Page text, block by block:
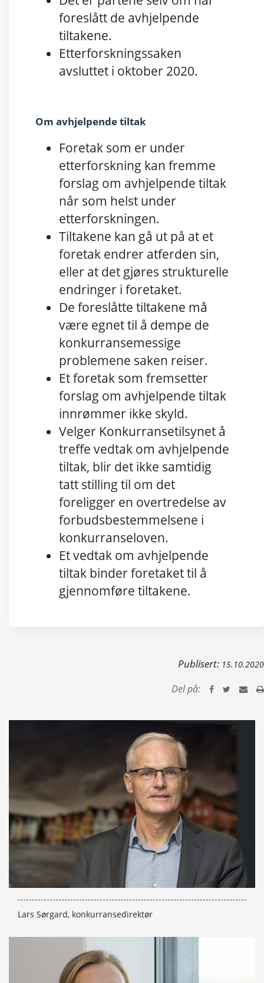
foreslått de avhjelpende
tiltakene.
Etterforskningssaken
avsluttet i oktober 2020.
Om avhjelpende tiltak
Foretak som er under
etterforskning kan fremme
forslag om avhjelpende tiltak
når som helst under
etterforskningen.
Tiltakene kan gå ut på at et
foretak endrer atferden sin,
eller at det gjøres strukturelle
endringer i foretaket.
De foreslåtte tiltakene må
være egnet til å dempe de
konkurransemessige
problemene saken reiser.
Et foretak som fremsetter
forslag om avhjelpende tiltak
innrømmer ikke skyld.
Velger Konkurransetilsynet å
treffe vedtak om avhjelpende
tiltak, blir det ikke samtidig
tatt stilling til om det
foreligger en overtredelse av
forbudsbestemmelsene i
konkurranseloven.
Et vedtak om avhjelpende
tiltak binder foretaket til å
gjennomføre tiltakene.
Publisert: 15.10.2020
Del på:
Lars Sørgard, konkurransedirektør